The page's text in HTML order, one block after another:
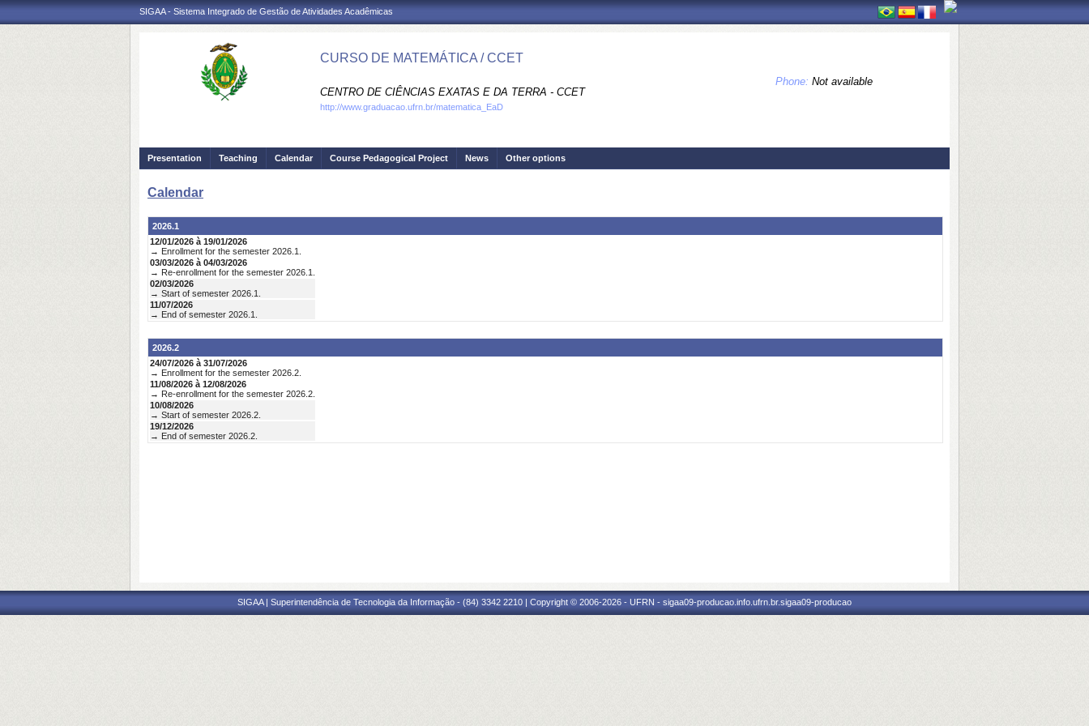
SIGAA - Sistema Integrado de Gestão de Atividades Acadêmicas
CURSO DE MATEMÁTICA / CCET
CENTRO DE CIÊNCIAS EXATAS E DA TERRA - CCET
Phone: Not available
http://www.graduacao.ufrn.br/matematica_EaD
Presentation Teaching Calendar Course Pedagogical Project News Other options
Calendar
2026.1
12/01/2026 à 19/01/2026
→ Enrollment for the semester 2026.1.
03/03/2026 à 04/03/2026
→ Re-enrollment for the semester 2026.1.
02/03/2026
→ Start of semester 2026.1.
11/07/2026
→ End of semester 2026.1.
2026.2
24/07/2026 à 31/07/2026
→ Enrollment for the semester 2026.2.
11/08/2026 à 12/08/2026
→ Re-enrollment for the semester 2026.2.
10/08/2026
→ Start of semester 2026.2.
19/12/2026
→ End of semester 2026.2.
SIGAA | Superintendência de Tecnologia da Informação - (84) 3342 2210 | Copyright © 2006-2026 - UFRN - sigaa09-producao.info.ufrn.br.sigaa09-producao